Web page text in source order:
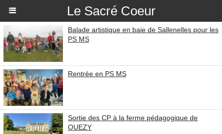
Le Sacré Coeur
Balade artistique en baie de Sallenelles pour les
PS MS
Rentrée en PS MS
Sortie des CP à la ferme pédagogique de
OUEZY